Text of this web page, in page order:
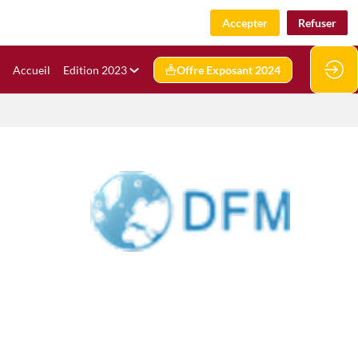
Accueil Edition 2023 Offre Exposant 2024
Accepter Refuser